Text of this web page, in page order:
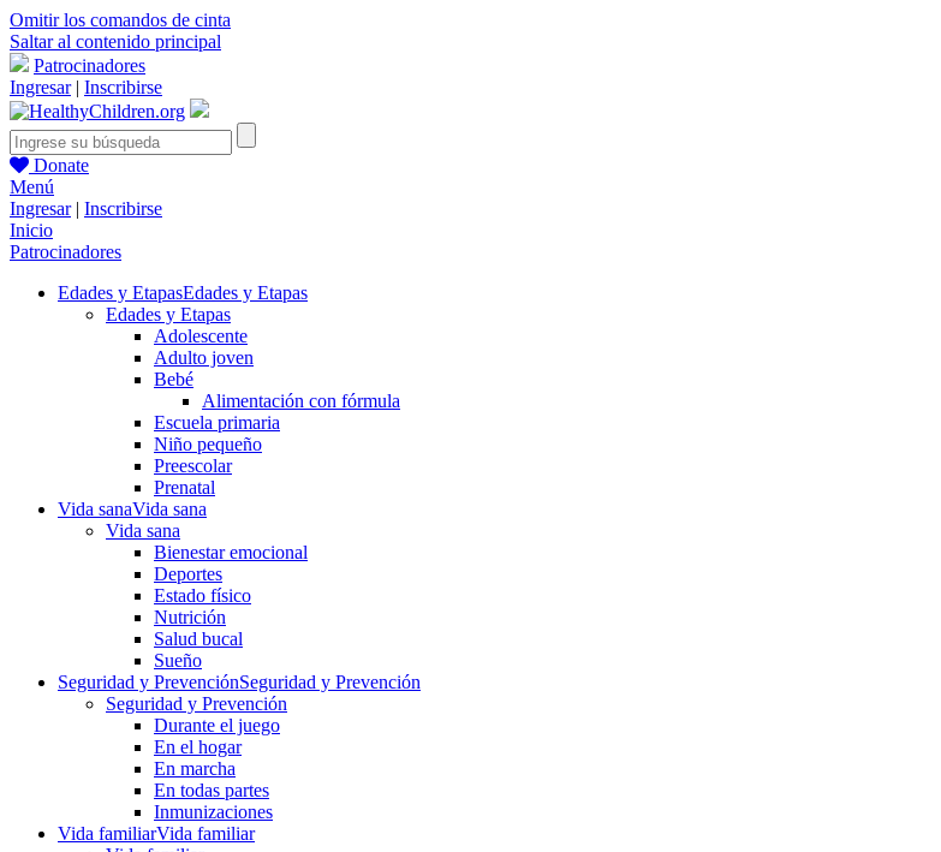
Omitir los comandos de cinta
Saltar al contenido principal
Patrocinadores
Ingresar| Inscribirse
Donate
Menú
Ingresar| Inscribirse
Inicio
Patrocinadores
Edades y EtapasEdades y Etapas
Edades y Etapas
Adolescente
Adulto joven
Bebé
Alimentación con fórmula
Escuela primaria
Niño pequeño
Preescolar
Prenatal
Vida sanaVida sana
Vida sana
Bienestar emocional
Deportes
Estado físico
Nutrición
Salud bucal
Sueño
Seguridad y PrevenciónSeguridad y Prevención
Seguridad y Prevención
Durante el juego
En el hogar
En marcha
En todas partes
Inmunizaciones
Vida familiarVida familiar